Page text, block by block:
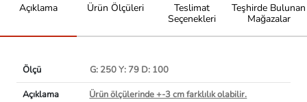
Açıklama Ürün Ölçüleri
Teslimat
Seçenekleri
Teşhirde Bulunan
Mağazalar
Ölçü
G: 250 Y: 79 D: 100
Açıklama
Ürün ölçülerinde +-3 cm farklılık olabilir.